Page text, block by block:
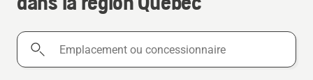
Emplacement